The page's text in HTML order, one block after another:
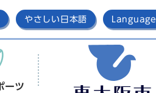
やさしい日本語 Language
ーツ